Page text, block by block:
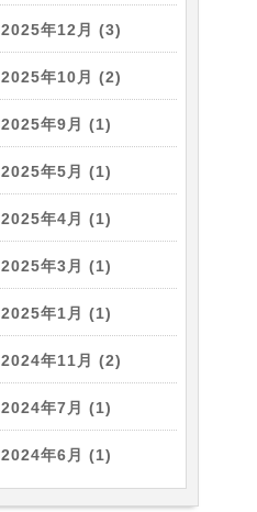
2025年12月 (3)
2025年10月 (2)
2025年9月 (1)
2025年5月 (1)
2025年4月 (1)
2025年3月 (1)
2025年1月 (1)
2024年11月 (2)
2024年7月 (1)
2024年6月 (1)